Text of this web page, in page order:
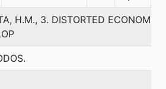
H.M., 3. DISTORTED ECONOMY-